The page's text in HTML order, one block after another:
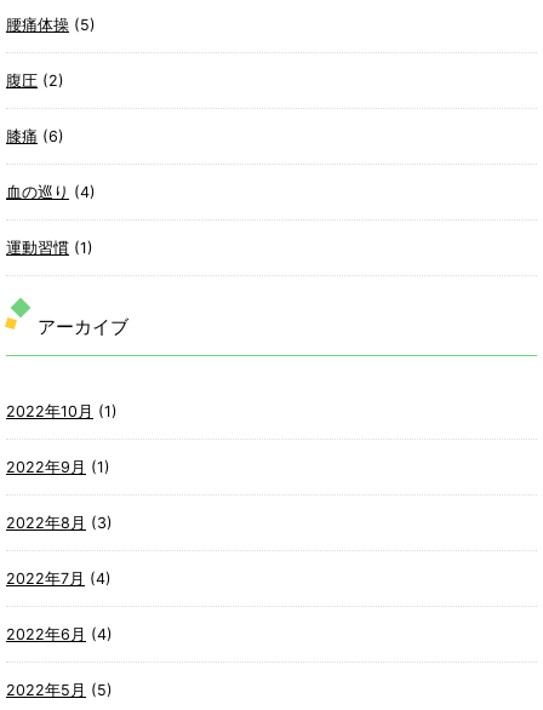
腰痛体操 (5)
腹圧 (2)
膝痛 (6)
血の巡り (4)
運動習慣 (1)
アーカイブ
2022年10月 (1)
2022年9月 (1)
2022年8月 (3)
2022年7月 (4)
2022年6月 (4)
2022年5月 (5)